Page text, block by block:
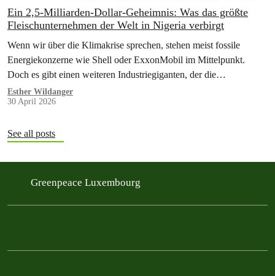
Ein 2,5-Milliarden-Dollar-Geheimnis: Was das größte
Fleischunternehmen der Welt in Nigeria verbirgt
Wenn wir über die Klimakrise sprechen, stehen meist fossile
Energiekonzerne wie Shell oder ExxonMobil im Mittelpunkt.
Doch es gibt einen weiteren Industriegiganten, der die
Klimazerstörung maßgeblich vorantreibt und derzeit eine massive
Expansion in Afrika plant.
Esther Wildanger
30 April 2026
See all posts
Greenpeace Luxembourg